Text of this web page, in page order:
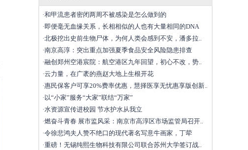
·和甲流患者密闭两周不被感染是怎么做到的
·即便毫无血缘关系，长相相似的人也有大量相同的DNA
·北极挖出史前生物尸体，为何人类会感到不安，潘多拉..
·南京高淳：突出重点加强夏季食品安全风险隐患排查
·融创郑州空港宸院：航空港区九年回望，初心不改，势..
·云力量，在广袤的燕赵大地上生根开花
·惠民保客户可享20%费率优惠，慧择医享无忧惠享版创新..
· 以“小家”服务“大家”联结“万家”
·水资源宣传进校园 节水护水从我立
·燃奋斗青春 展市监风采：南京市高淳区市场监管局召开..
·令徐悲鸿夫人赞不绝口的现代著名写意牛画家，丁荦
·重磅！无锡纯熙生物科技有限公司联合苏州大学签订战..